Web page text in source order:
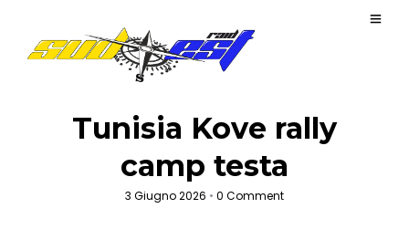
Tunisia Kove rally
camp testa
3 Giugno 2026 • 0 Comment